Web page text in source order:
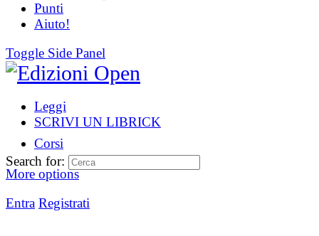
Punti
Aiuto!
Toggle Side Panel
Leggi
SCRIVI UN LIBRICK
Corsi
More options
Entra Registrati
Search for: